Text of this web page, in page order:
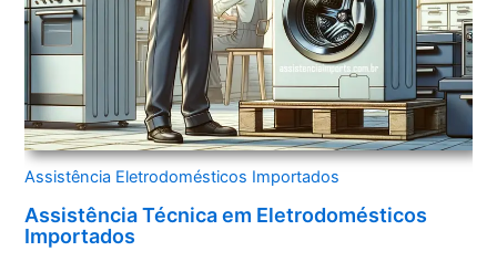
Assistência Eletrodomésticos Importados
Assistência Técnica em Eletrodomésticos
Importados